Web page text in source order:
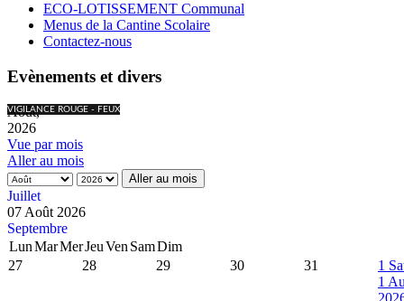
ECO-LOTISSEMENT Communal
Menus de la Cantine Scolaire
Contactez-nous
Evènements et divers
VIGILANCE ROUGE - FEUX
Août,
2026
Vue par mois
Aller au mois
Aller au mois
Juillet
07 Août 2026
Septembre
LunMarMerJeuVen SamDim
27
28 29 30 31 1
1